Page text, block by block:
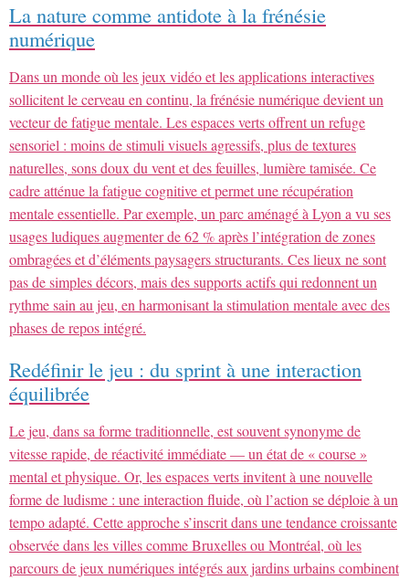
La nature comme antidote à la frénésie
numérique
Dans un monde où les jeux vidéo et les applications interactives
sollicitent le cerveau en continu, la frénésie numérique devient un
vecteur de fatigue mentale. Les espaces verts offrent un refuge
sensoriel : moins de stimuli visuels agressifs, plus de textures
naturelles, sons doux du vent et des feuilles, lumière tamisée. Ce
cadre atténue la fatigue cognitive et permet une récupération
mentale essentielle. Par exemple, un parc aménagé à Lyon a vu ses
usages ludiques augmenter de 62 % après l’intégration de zones
ombragées et d’éléments paysagers structurants. Ces lieux ne sont
pas de simples décors, mais des supports actifs qui redonnent un
rythme sain au jeu, en harmonisant la stimulation mentale avec des
phases de repos intégré.
Redéfinir le jeu : du sprint à une interaction
équilibrée
Le jeu, dans sa forme traditionnelle, est souvent synonyme de
vitesse rapide, de réactivité immédiate — un état de « course »
mental et physique. Or, les espaces verts invitent à une nouvelle
forme de ludisme : une interaction fluide, où l’action se déploie à un
tempo adapté. Cette approche s’inscrit dans une tendance croissante
observée dans les villes comme Bruxelles ou Montréal, où les
parcours de jeux numériques intégrés aux jardins urbains combinent